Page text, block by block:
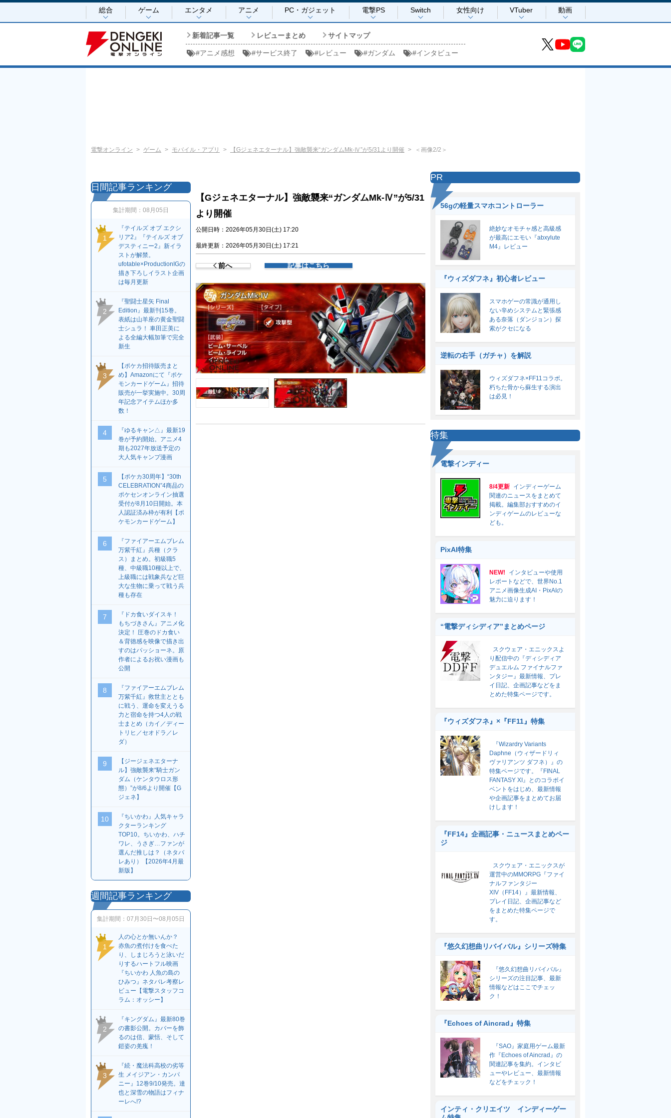
総合 ゲーム エンタメ アニメ PC・ガジェット 電撃PS Switch 女性向け VTuber 動画
新着記事一覧 レビューまとめ サイトマップ
#アニメ感想 #サービス終了 #レビュー #ガンダム #インタビュー
電撃オンライン ゲーム モバイル・アプリ 【Gジェネエターナル】強敵襲来“ガンダムMk-Ⅳ”が5/31より開催 ＜画像2/2＞
【Gジェネエターナル】強敵襲来“ガンダムMk-Ⅳ”が5/31
より開催
公開日時：2026年05月30日(土) 17:20
最終更新：2026年05月30日(土) 17:21
前へ 記事はこちら
日間記事ランキング
集計期間： 08月05日
1
『テイルズ オブ エクシ
リア2』『テイルズ オブ
デスティニー2』新イラ
ストが解禁。
ufotable×ProductionIGの
描き下ろしイラスト企画
は毎月更新
2
『聖闘士星矢 Final
Edition』最新刊15巻。
表紙は山羊座の黄金聖闘
士シュラ！ 車田正美に
よる全編大幅加筆で完全
新生
3
【ポケカ招待販売まと
め】Amazonにて『ポケ
モンカードゲーム』招待
販売が一挙実施中。30周
年記念アイテムほか多
数！
4
『ゆるキャン△』最新19
巻が予約開始。アニメ4
期も2027年放送予定の
大人気キャンプ漫画
5
【ポケカ30周年】“30th
CELEBRATION”4商品の
ポケセンオンライン抽選
受付が8月10日開始。本
人認証済み枠が有利【ポ
ケモンカードゲーム】
6
『ファイアーエムブレム
万紫千紅』兵種（クラ
ス）まとめ。初級職5
種、中級職10種以上で、
上級職には戦象兵など巨
大な生物に乗って戦う兵
種も存在
7
『ドカ食いダイスキ！
もちづきさん』アニメ化
決定！ 圧巻のドカ食い
＆背徳感を映像で描き出
すのはパッショーネ。原
作者によるお祝い漫画も
公開
8
『ファイアーエムブレム
万紫千紅』救世主ととも
に戦う、運命を変えうる
力と宿命を持つ4人の戦
士まとめ（カイ／ディー
トリヒ／セオドラ／レ
ダ）
9
【ジージェネエターナ
ル】強敵襲来“騎士ガン
ダム（ケンタウロス形
態）”が8/6より開催【G
ジェネ】
10
『ちいかわ』人気キャラ
クターランキング
TOP10。ちいかわ、ハチ
ワレ、うさぎ…ファンが
選んだ推しは？（ネタバ
レあり）【2026年4月最
新版】
週間記事ランキング
集計期間： 07月30日〜08月05日
1
人の心とか無いんか？
赤魚の煮付けを食べた
り、しまじろうと泳いだ
りするハートフル映画
『ちいかわ 人魚の島の
ひみつ』ネタバレ考察レ
ビュー【電撃スタッフコ
ラム：オッシー】
2
『キングダム』最新80巻
の書影公開。カバーを飾
るのは信、蒙恬、そして
鎧姿の羌瘣！
3
『続・魔法科高校の劣等
生 メイジアン・カンパ
ニー』12巻9/10発売。達
也と深雪の物語はフィナ
ーレへ!?
PR
56gの軽量スマホコントローラー
絶妙なオモチャ感と高級感
が最高にエモい『abxylute
M4』レビュー
『ウィズダフネ』初心者レビュー
スマホゲーの常識が通用し
ない辛めシステムと緊張感
ある奈落（ダンジョン）探
索がクセになる
逆転の右手（ガチャ）を解説
ウィズダフネ×FF11コラボ。
朽ちた骨から蘇生する演出
は必見！
特集
電撃インディー
8/4更新 インディーゲーム
関連のニュースをまとめて
掲載。編集部おすすめのイ
ンディゲームのレビューな
ども。
PixAI特集
NEW!
インタビューや使用
レポートなどで、世界No.1
アニメ画像生成AI・PixAIの
魅力に迫ります！
“電撃ディシディア”まとめページ
スクウェア・エニックスよ
り配信中の『ディシディア
デュエルム ファイナルファ
ンタジー』最新情報、プレ
イ日記、企画記事などをま
とめた特集ページです。
『ウィズダフネ』×『FF11』特集
『Wizardry Variants
Daphne（ウィザードリィ
ヴァリアンツ ダフネ）』の
特集ページです。『FINAL
FANTASY XI』とのコラボイ
ベントをはじめ、最新情報
や企画記事をまとめてお届
けします！
『FF14』企画記事・ニュースまとめペー
ジ
スクウェア・エニックスが
運営中のMMORPG『ファイ
ナルファンタジー
XIV（FF14）』最新情報、
プレイ日記、企画記事など
をまとめた特集ページで
す。
『悠久幻想曲リバイバル』シリーズ特集
『悠久幻想曲リバイバル』
シリーズの注目記事、最新
情報などはここでチェッ
ク！
『Echoes of Aincrad』特集
『SAO』家庭用ゲーム最新
作『Echoes of Aincrad』の
関連記事を集約。インタビ
ューやレビュー、最新情報
などをチェック！
インティ・クリエイツ インディーゲー